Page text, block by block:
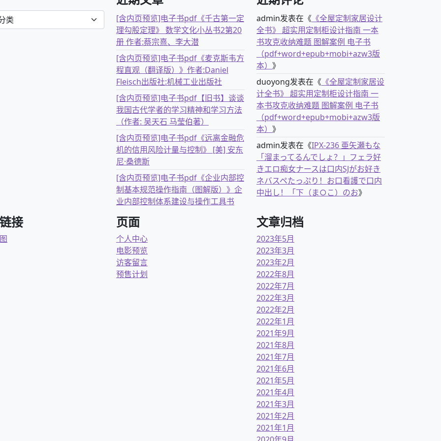
[含内页预览]电子书pdf《千古第一定
理勾股定理》 数学文化小丛书2第20
册 作者:蔡宗熹、李大潜
[含内页预览]电子书pdf《麦克斯韦方
程直观（翻译版）》作者:Daniel
Fleisch出版社:机械工业出版社
[含内页预览]电子书pdf【旧书】谈谈
我国古代学者的学习精神和学习方法
（作者: 吴天石 马莹伯著）
[含内页预览]电子书pdf《远离金融危
机的信用风险计量与控制》 [美] 安东
尼·桑德斯
[含内页预览]电子书pdf《企业内部控
制基本规范操作指南（图解版）》企
业内部控制体系建设与操作工具书
admin发表在《 《全屋定制家居设计
全书》 超实用定制柜设计指南 一本
书攻克收纳难题 图解案例 电子书
（pdf+word+epub+mobi+azw3版
本） 》
duoyong发表在《 《全屋定制家居设
计全书》 超实用定制柜设计指南 一
本书攻克收纳难题 图解案例 电子书
（pdf+word+epub+mobi+azw3版
本） 》
admin发表在《IPX-236 亜矢瀬もな
「溜まってるんでしょ？」フェラ好
きエロ痴女ナースは口内SJがお好き
ネバスペたっぷり！お口看護で口内
中出し！「下（ま○こ）のお》
接 页面
个人中心
电影预览
访客留言
预售计划
文章归档
2023年5月
2023年3月
2023年2月
2022年8月
2022年7月
2022年3月
2022年2月
2022年1月
2021年9月
2021年8月
2021年7月
2021年6月
2021年5月
2021年4月
2021年3月
2021年2月
2021年1月